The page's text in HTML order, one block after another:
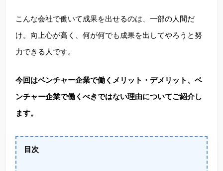
こんな会社で働いて成果を出せるのは、一部の人間だ
け。向上心が高く、何が何でも成果を出してやろうと努
力できる人です。
今回はベンチャー企業で働くメリット・デメリット、ベ
ンチャー企業で働くべきではない理由についてご紹介し
ます。
目次